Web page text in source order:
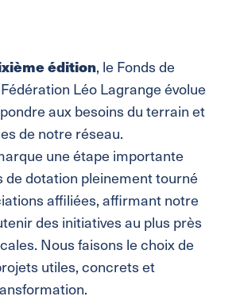
édition, le Fonds de
Léo Lagrange évolue
aux besoins du terrain et
de notre réseau.
une étape importante
de dotation pleinement tourné
affiliées, affirmant notre
des initiatives au plus près
Nous faisons le choix de
utiles, concrets et